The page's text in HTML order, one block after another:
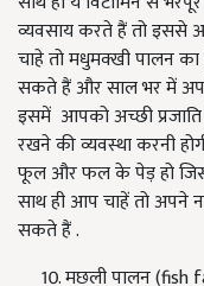
व्यवसाय करते हैं तो
चाहे तो मधुमक्खी पालन
सकते हैं और साल भर में
इसमें आपको अच्छी
रखने की व्यवस्था करनी
फूल और फल के पेड़ हो
साथ ही आप चाहें तो अपने
सकते हैं .
मछली पालन (fish